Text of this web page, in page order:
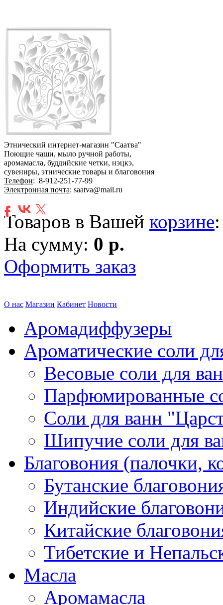
Этнический интернет-магазин "Саатва"
Поющие чаши, мыло ручной работы,
аромамасла, буддийские четки, нэцкэ,
сувениры, этнические товары и благовония
Телефон: 8-912-251-77-99
Электронная почта: saatva@mail.ru
Товаров в Вашей корзине
На сумму: 0 р.
Оформить заказ
О нас Магазин Кабинет Новости
Аромадиффузеры
Ароматические соли
Весовые соли для
Парфюмированные
Соли для ванн
Шипучие соли для
Благовония (палочки,
Бутанские
Индийские
Китайские
Тибетские и
Масла
Аромамасла